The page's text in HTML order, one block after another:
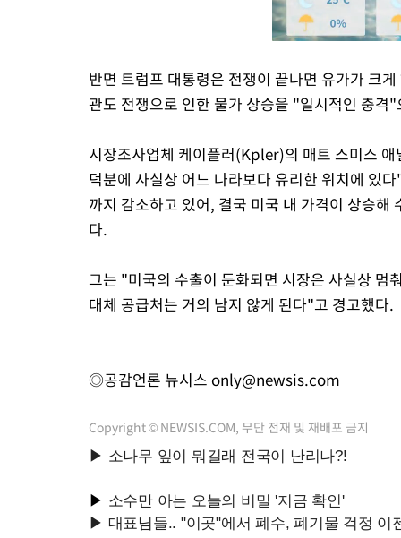
반면 트럼프 대통령은 전쟁이 끝나면 유가가 크
관도 전쟁으로 인한 물가 상승을 "일시적인 충격
시장조사업체 케이플러(Kpler)의 매트 스미스
덕분에 사실상 어느 나라보다 유리한 위치에 있
까지 감소하고 있어, 결국 미국 내 가격이 상승
다.
그는 "미국의 수출이 둔화되면 시장은 사실상 멈
대체 공급처는 거의 남지 않게 된다"고 경고했다.
◎공감언론 뉴시스 only@newsis.com
Copyright © NEWSIS.COM, 무단 전재 및 재배포 금지